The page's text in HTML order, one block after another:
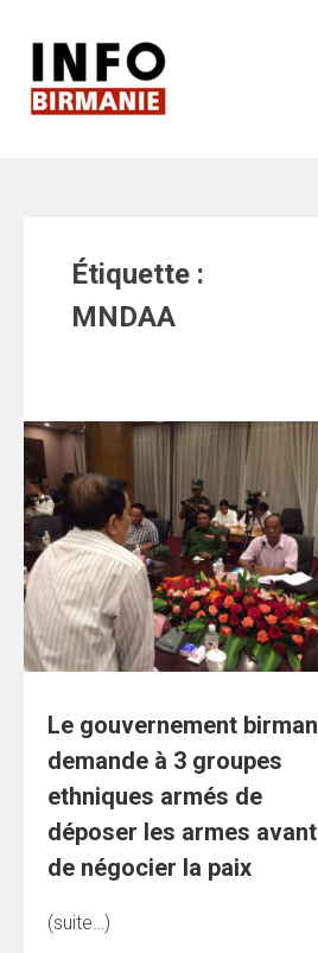
Étiquette :
MNDAA
Le gouvernement birman
demande à 3 groupes
ethniques armés de
déposer les armes avant
de négocier la paix
(suite…)